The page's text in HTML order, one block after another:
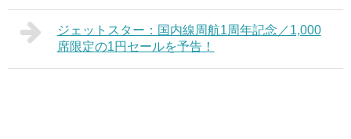
ジェットスター：国内線周航1周年記念／1,000
席限定の1円セールを予告！